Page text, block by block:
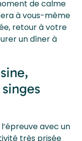
de calme
à vous-même
retour à votre
un dîner à
avec un
très prisée